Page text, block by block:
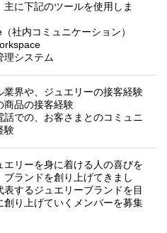
に下記のツールを使用しま
（社内コミュニケーション）
理システム
業界や、ジュエリーの接客経験
商品の接客経験
話での、お客さまとのコミュニ
験
エリーを身に着ける人の喜びを
ブランドを創り上げてきまし
表するジュエリーブランドを目
創り上げていくメンバーを募集